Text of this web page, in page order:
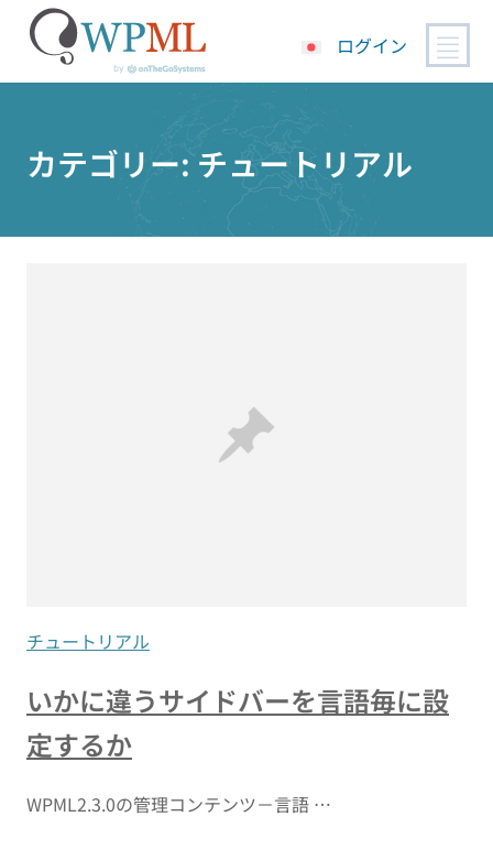
ログイン
カテゴリー:チュートリアル
チュートリアル
いかに違うサイドバーを言語毎に設
定するか
WPML2.3.0の管理コンテンツ－言語 …